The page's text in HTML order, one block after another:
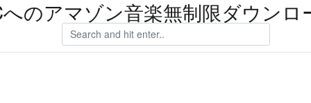
のアマゾン音楽無制限ダウンロ